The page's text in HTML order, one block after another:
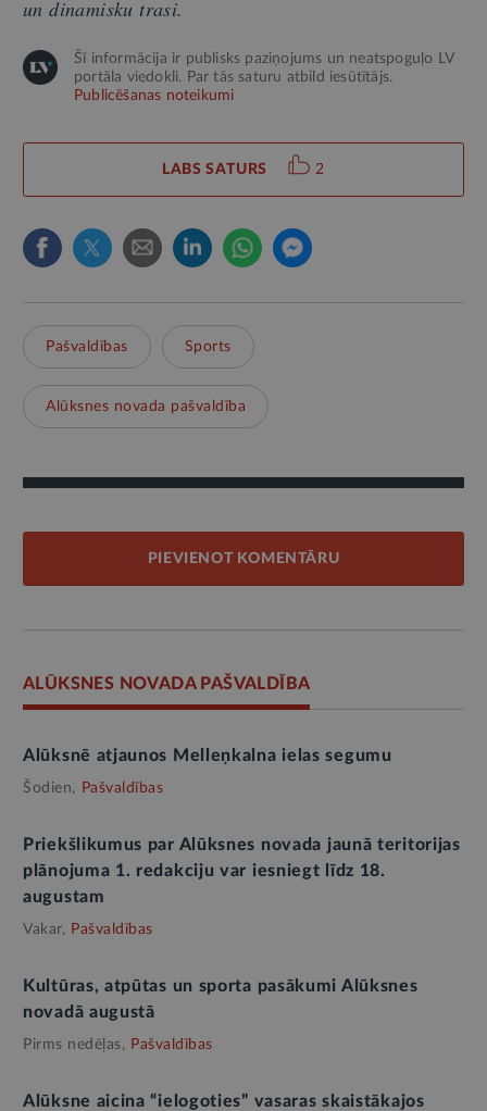
un dinamisku trasi.
Šī informācija ir publisks paziņojums un neatspoguļo LV
portāla viedokli. Par tās saturu atbild iesūtītājs.
Publicēšanas noteikumi
LABS SATURS 2
Pašvaldības Sports
Alūksnes novada pašvaldība
PIEVIENOT KOMENTĀRU
ALŪKSNES NOVADA PAŠVALDĪBA
Alūksnē atjaunos Melleņkalna ielas segumu
Šodien, Pašvaldības
Priekšlikumus par Alūksnes novada jaunā teritorijas
plānojuma 1. redakciju var iesniegt līdz 18.
augustam
Vakar, Pašvaldības
Kultūras, atpūtas un sporta pasākumi Alūksnes
novadā augustā
Pirms nedēļas, Pašvaldības
Alūksne aicina “ielogoties” vasaras skaistākajos